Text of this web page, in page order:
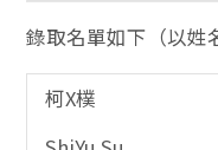
錄取名單如下（以姓
柯X樸